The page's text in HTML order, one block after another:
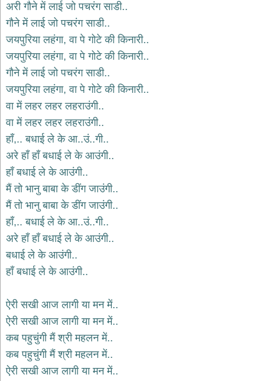
राम
भजन
raam
bhajans
गुरुदेव
भजन
gurudev
bhajans
विविध
भजन
miscellaneous
bhajans
विष्णु
भजन
bhajans
बाबा
बालक
नाथ
भजन
baba
देश
भक्ति
भजन
patriotic
bhajans
अरी गौने में लाई जो पचरंग साडी..
गौने में लाई जो पचरंग साडी..
जयपुरिया लहंगा, वा पे गोटे की किनारी..
जयपुरिया लहंगा, वा पे गोटे की किनारी..
गौने में लाई जो पचरंग साडी..
जयपुरिया लहंगा, वा पे गोटे की किनारी..
वा में लहर लहर लहराउंगी..
वा में लहर लहर लहराउंगी..
हाँ,.. बधाई ले के आ..उं..गी..
अरे हाँ हाँ बधाई ले के आउंगी..
हाँ बधाई ले के आउंगी..
मैं तो भानु बाबा के डींग जाउंगी..
मैं तो भानु बाबा के डींग जाउंगी..
हाँ,.. बधाई ले के आ..उं..गी..
अरे हाँ हाँ बधाई ले के आउंगी..
बधाई ले के आउंगी..
हाँ बधाई ले के आउंगी..
ऐरी सखी आज लागी या मन में..
ऐरी सखी आज लागी या मन में..
कब पहुचुंगी मैं श्री महलन में..
कब पहुचुंगी मैं श्री महलन में..
ऐरी सखी आज लागी या मन में..